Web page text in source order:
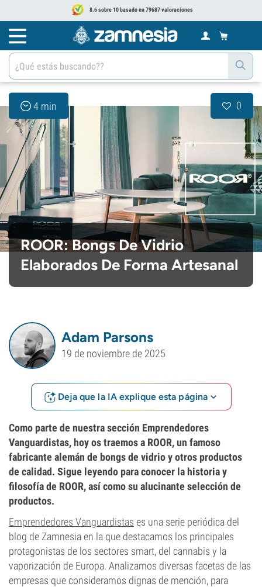
8.6 sobre 10 basado en 79687 valoraciones
4 min 0
ROOR: Bongs De Vidrio
Elaborados De Forma Artesanal
Adam Parsons
19 de noviembre de 2025
Deja que la IA explique esta página
Como parte de nuestra sección Emprendedores
Vanguardistas, hoy os traemos a ROOR, un famoso
fabricante alemán de bongs de vidrio y otros productos
de calidad. Sigue leyendo para conocer la historia y
filosofía de ROOR, así como su alucinante selección de
productos.
Emprendedores Vanguardistas es una serie periódica del
blog de Zamnesia en la que destacamos los principales
protagonistas de los sectores smart, del cannabis y la
vaporización de Europa. Analizamos diversas facetas de las
empresas que consideramos dignas de mención, para